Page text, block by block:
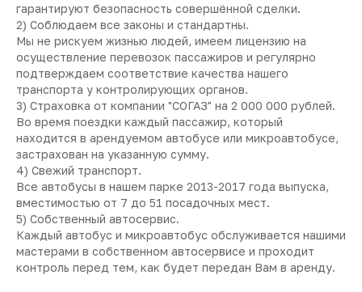
гарантируют безопасность совершённой сделки.
2) Соблюдаем все законы и стандартны.
Мы не рискуем жизнью людей, имеем лицензию на
осуществление перевозок пассажиров и регулярно
подтверждаем соответствие качества нашего
транспорта у контролирующих органов.
3) Страховка от компании "СОГАЗ" на 2 000 000 рублей.
Во время поездки каждый пассажир, который
находится в арендуемом автобусе или микроавтобусе,
застрахован на указанную сумму.
4) Свежий транспорт.
Все автобусы в нашем парке 2013-2017 года выпуска,
вместимостью от 7 до 51 посадочных мест.
5) Собственный автосервис.
Каждый автобус и микроавтобус обслуживается нашими
мастерами в собственном автосервисе и проходит
контроль перед тем, как будет передан Вам в аренду.